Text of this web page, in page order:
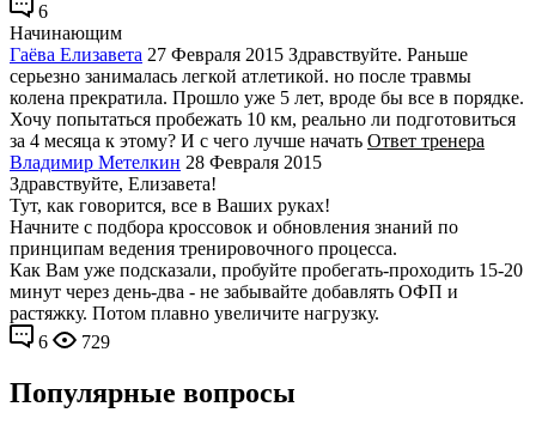
6
Начинающим
Гаёва Елизавета 27 Февраля 2015 Здравствуйте. Раньше
серьезно занималась легкой атлетикой. но после травмы
колена прекратила. Прошло уже 5 лет, вроде бы все в порядке.
Хочу попытаться пробежать 10 км, реально ли подготовиться
за 4 месяца к этому? И с чего лучше начать Ответ тренера
Владимир Метелкин 28 Февраля 2015
Здравствуйте, Елизавета!
Тут, как говорится, все в Ваших руках!
Начните с подбора кроссовок и обновления знаний по
принципам ведения тренировочного процесса.
Как Вам уже подсказали, пробуйте пробегать-проходить 15-20
минут через день-два - не забывайте добавлять ОФП и
растяжку. Потом плавно увеличите нагрузку.
6
729
Популярные вопросы